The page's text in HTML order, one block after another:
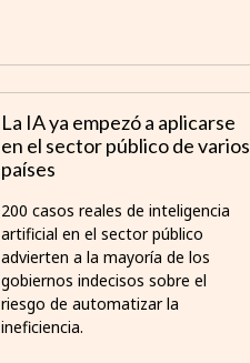
La IA ya empezó a aplicarse
en el sector público de varios
países
200 casos reales de inteligencia
artificial en el sector público
advierten a la mayoría de los
gobiernos indecisos sobre el
riesgo de automatizar la
ineficiencia.